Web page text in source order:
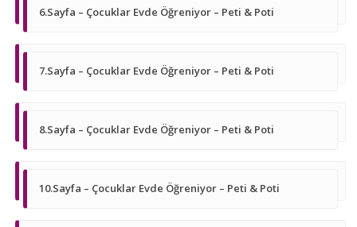
6.Sayfa – Çocuklar Evde Öğreniyor – Peti & Poti
7.Sayfa – Çocuklar Evde Öğreniyor – Peti & Poti
8.Sayfa – Çocuklar Evde Öğreniyor – Peti & Poti
10.Sayfa – Çocuklar Evde Öğreniyor – Peti & Poti